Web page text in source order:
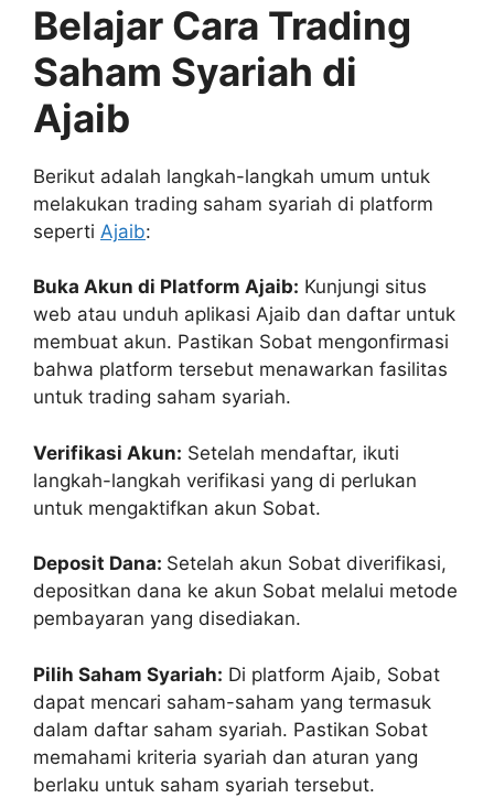
Belajar Cara Trading
Saham Syariah di
Ajaib
Berikut adalah langkah-langkah umum untuk
melakukan trading saham syariah di platform
seperti Ajaib:
Buka Akun di Platform Ajaib: Kunjungi situs
web atau unduh aplikasi Ajaib dan daftar untuk
membuat akun. Pastikan Sobat mengonfirmasi
bahwa platform tersebut menawarkan fasilitas
untuk trading saham syariah.
Verifikasi Akun: Setelah mendaftar, ikuti
langkah-langkah verifikasi yang di perlukan
untuk mengaktifkan akun Sobat.
Deposit Dana: Setelah akun Sobat diverifikasi,
depositkan dana ke akun Sobat melalui metode
pembayaran yang disediakan.
Pilih Saham Syariah: Di platform Ajaib, Sobat
dapat mencari saham-saham yang termasuk
dalam daftar saham syariah. Pastikan Sobat
memahami kriteria syariah dan aturan yang
berlaku untuk saham syariah tersebut.